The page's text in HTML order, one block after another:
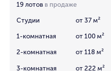
19 лотов в продаже
Студии от 37 м²
1-комнатная от 100 м²
2-комнатная от 118 м²
3-комнатная от 222 м²